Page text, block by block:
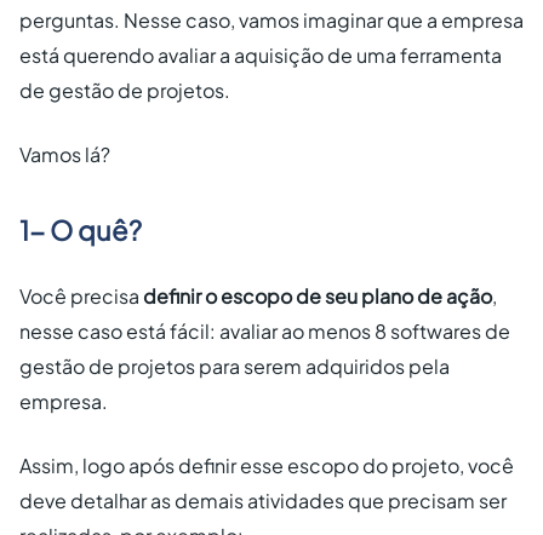
perguntas. Nesse caso, vamos imaginar que a empresa
está querendo avaliar a aquisição de uma ferramenta
de gestão de projetos.
Vamos lá?
1- O quê?
Você precisa definir o escopo de seu plano de ação,
nesse caso está fácil: avaliar ao menos 8 softwares de
gestão de projetos para serem adquiridos pela
empresa.
Assim, logo após definir esse escopo do projeto, você
deve detalhar as demais atividades que precisam ser